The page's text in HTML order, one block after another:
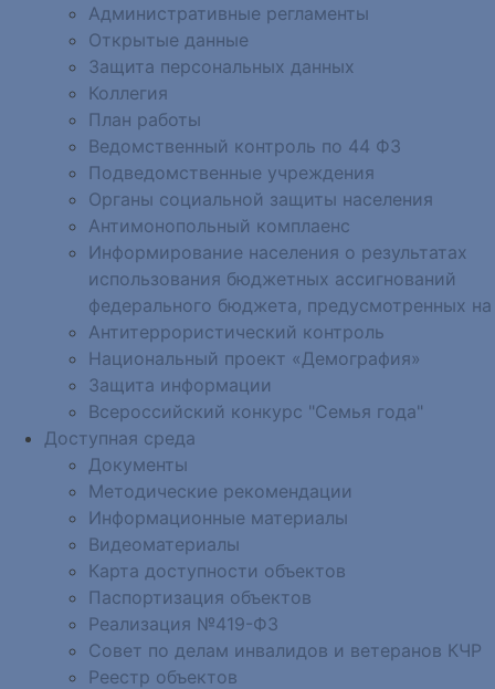
Административные регламенты
Открытые данные
Защита персональных данных
Коллегия
План работы
Ведомственный контроль по 44 ФЗ
Подведомственные учреждения
Органы социальной защиты населения
Антимонопольный комплаенс
Информирование населения о результатах
использования бюджетных ассигнований
федерального бюджета, предусмотренных на
Антитеррористический контроль
Национальный проект «Демография»
Защита информации
Всероссийский конкурс "Семья года"
Доступная среда
Документы
Методические рекомендации
Информационные материалы
Видеоматериалы
Карта доступности объектов
Паспортизация объектов
Реализация №419-ФЗ
Совет по делам инвалидов и ветеранов КЧР
Реестр объектов